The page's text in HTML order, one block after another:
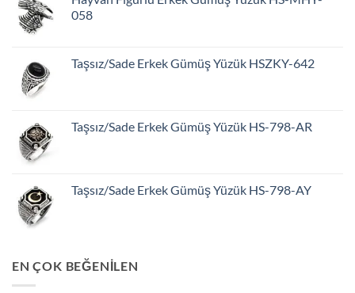
058
Taşsız/Sade Erkek Gümüş Yüzük HSZKY-642
Taşsız/Sade Erkek Gümüş Yüzük HS-798-AR
Taşsız/Sade Erkek Gümüş Yüzük HS-798-AY
EN ÇOK BEĞENİLEN